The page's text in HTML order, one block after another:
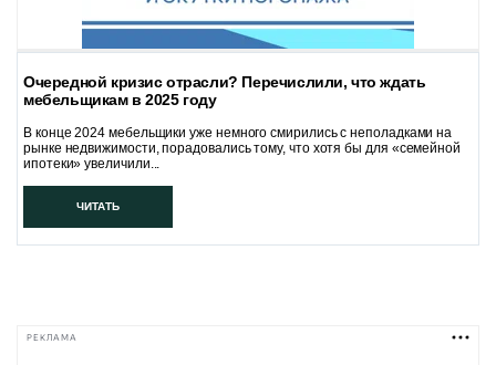
Очередной кризис отрасли? Перечислили, что ждать
мебельщикам в 2025 году
В конце 2024 мебельщики уже немного смирились с неполадками на
рынке недвижимости, порадовались тому, что хотя бы для «семейной
ипотеки» увеличили...
ЧИТАТЬ
РЕКЛАМА